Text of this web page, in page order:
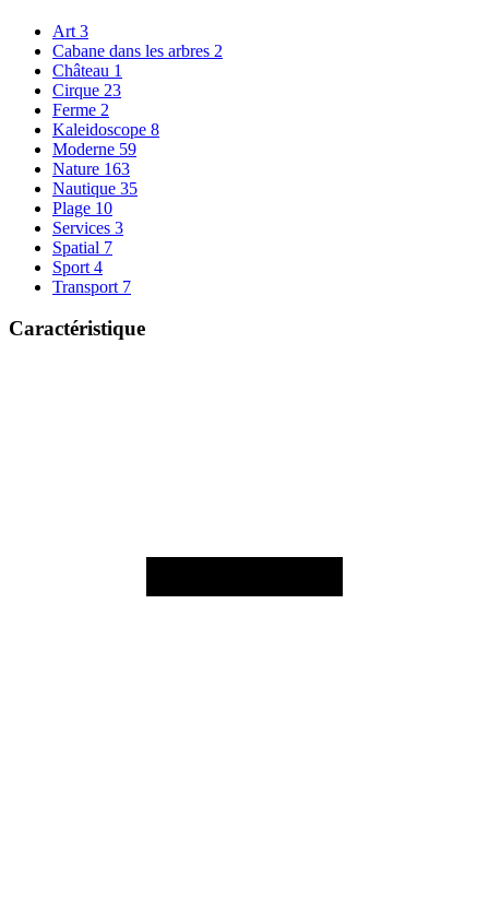
Art 3
Cabane dans les arbres 2
Château 1
Cirque 23
Ferme 2
Kaleidoscope 8
Moderne 59
Nature 163
Nautique 35
Plage 10
Services 3
Spatial 7
Sport 4
Transport 7
Caractéristique